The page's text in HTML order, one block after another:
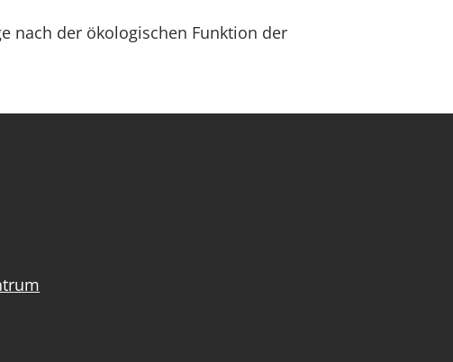
nach der ökologischen Funktion der